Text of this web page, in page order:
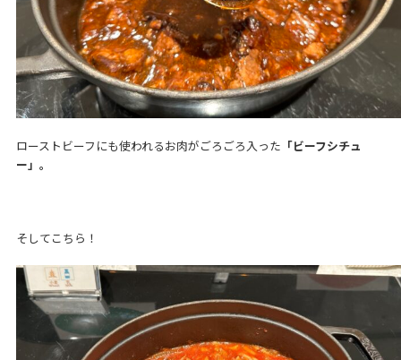
ローストビーフにも使われるお肉がごろごろ入った 「ビーフシチュ
ー」。
そしてこちら！